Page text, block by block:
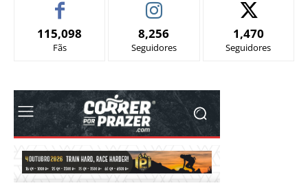
115,098
Fãs
8,256
Seguidores
1,470
Seguidores